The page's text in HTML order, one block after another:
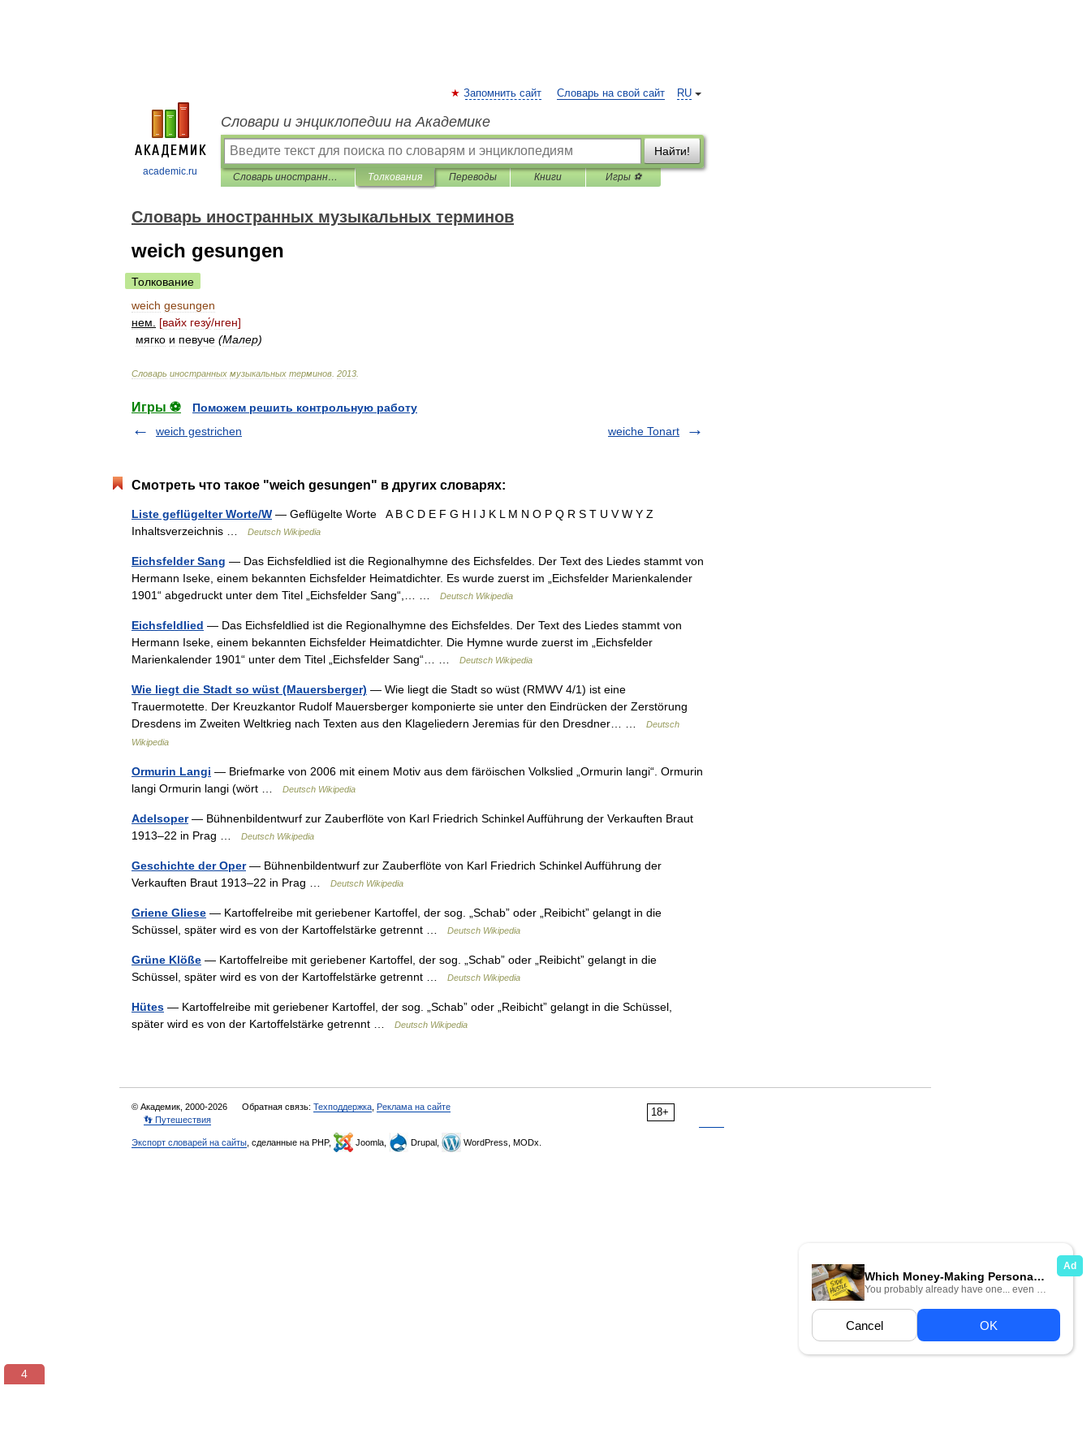
academic.ru
RU
Запомнить сайт Словарь на свой сайт
Словари и энциклопедии на Академике
Найти!
Словарь иностранных музыкальных терминов Толкования Переводы Книги Игры ⚽
Словарь иностранных музыкальных терминов
weich gesungen
Толкование
weich gesungen
нем
[вайх гезу́/нген]
мягко и певуче (Малер)
Словарь иностранных музыкальных терминов 2013
Игры ⚽
Поможем решить контрольную работу
weich gestrichen
weiche Tonart
Смотреть что такое "weich gesungen" в других словарях:
Liste geflügelter Worte/W — Geflügelte Worte A B C D E F G H I J K L M N O P Q R S T U V W Y Z
Inhaltsverzeichnis …
Deutsch Wikipedia
Eichsfelder Sang — Das Eichsfeldlied ist die Regionalhymne des Eichsfeldes. Der Text des Liedes stammt von
Hermann Iseke, einem bekannten Eichsfelder Heimatdichter. Es wurde zuerst im „Eichsfelder Marienkalender
1901“ abgedruckt unter dem Titel „Eichsfelder Sang“,… …
Deutsch Wikipedia
Eichsfeldlied — Das Eichsfeldlied ist die Regionalhymne des Eichsfeldes. Der Text des Liedes stammt von
Hermann Iseke, einem bekannten Eichsfelder Heimatdichter. Die Hymne wurde zuerst im „Eichsfelder
Marienkalender 1901“ unter dem Titel „Eichsfelder Sang“… …
Deutsch Wikipedia
Wie liegt die Stadt so wüst (Mauersberger) — Wie liegt die Stadt so wüst (RMWV 4/1) ist eine
Trauermotette. Der Kreuzkantor Rudolf Mauersberger komponierte sie unter den Eindrücken der Zerstörung
Dresdens im Zweiten Weltkrieg nach Texten aus den Klageliedern Jeremias für den Dresdner… …
Deutsch
Wikipedia
Ormurin Langi — Briefmarke von 2006 mit einem Motiv aus dem färöischen Volkslied „Ormurin langi“. Ormurin
langi Ormurin langi (wört …
Deutsch Wikipedia
Adelsoper— Bühnenbildentwurf zur Zauberflöte von Karl Friedrich Schinkel Aufführung der Verkauften Braut
1913–22 in Prag …
Deutsch Wikipedia
Geschichte der Oper— Bühnenbildentwurf zur Zauberflöte von Karl Friedrich Schinkel Aufführung der
Verkauften Braut 1913–22 in Prag …
Deutsch Wikipedia
Griene Gliese — Kartoffelreibe mit geriebener Kartoffel, der sog. „Schab” oder „Reibicht” gelangt in die
Schüssel, später wird es von der Kartoffelstärke getrennt …
Deutsch Wikipedia
Grüne Klöße — Kartoffelreibe mit geriebener Kartoffel, der sog. „Schab” oder „Reibicht” gelangt in die
Schüssel, später wird es von der Kartoffelstärke getrennt …
Deutsch Wikipedia
Hütes — Kartoffelreibe mit geriebener Kartoffel, der sog. „Schab” oder „Reibicht” gelangt in die Schüssel,
später wird es von der Kartoffelstärke getrennt …
Deutsch Wikipedia
18+
© Академик, 2000-2026 Обратная связь: Техподдержка Реклама на сайте
👣 Путешествия
Экспорт словарей на сайты , сделанные на PHP, Joomla, Drupal, WordPress, MODx.
3